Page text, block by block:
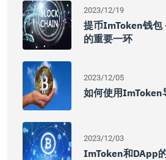
2023/12/19
提币imToken钱包
的重要一环
2023/12/05
如何使用imToken
2023/12/03
ImToken和DApp